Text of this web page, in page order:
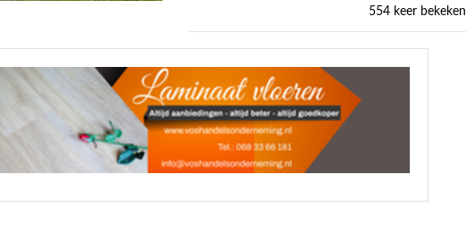
554 keer bekeken